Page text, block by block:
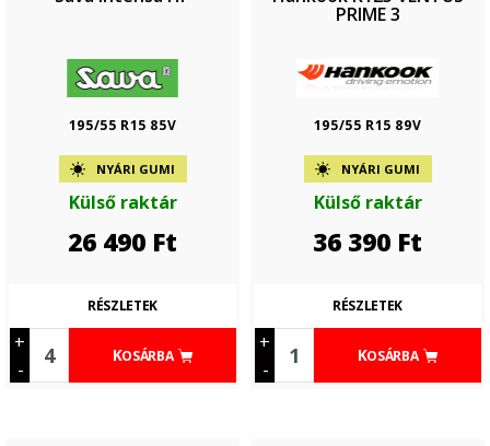
195/55 R15 85V
NYÁRI GUMI
Külső raktár
26 490 Ft
+
-
KOSÁRBA
RÉSZLETEK
PRIME 3
195/55 R15 89V
NYÁRI GUMI
Külső raktár
36 390 Ft
+
-
KOSÁRBA
RÉSZLETEK